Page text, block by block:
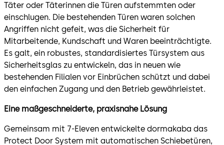
Täter oder Täterinnen die Türen aufstemmten oder
einschlugen. Die bestehenden Türen waren solchen
Angriffen nicht gefeit, was die Sicherheit für
Mitarbeitende, Kundschaft und Waren beeinträchtigte.
Es galt, ein robustes, standardisiertes Türsystem aus
Sicherheitsglas zu entwickeln, das in neuen wie
bestehenden Filialen vor Einbrüchen schützt und dabei
den einfachen Zugang und den Betrieb gewährleistet.
Eine maßgeschneiderte, praxisnahe Lösung
Gemeinsam mit 7-Eleven entwickelte dormakaba das
Protect Door System mit automatischen Schiebetüren,